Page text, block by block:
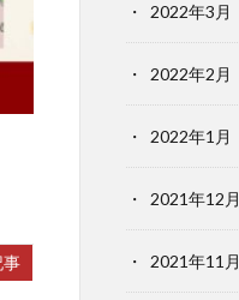
事
2022年3月
2022年2月
2022年1月
2021年12月
2021年11月